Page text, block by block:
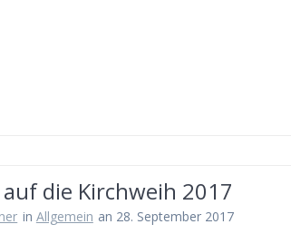
die Kirchweih 2017
in Allgemein an 28. September 2017